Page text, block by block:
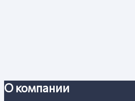
О компании